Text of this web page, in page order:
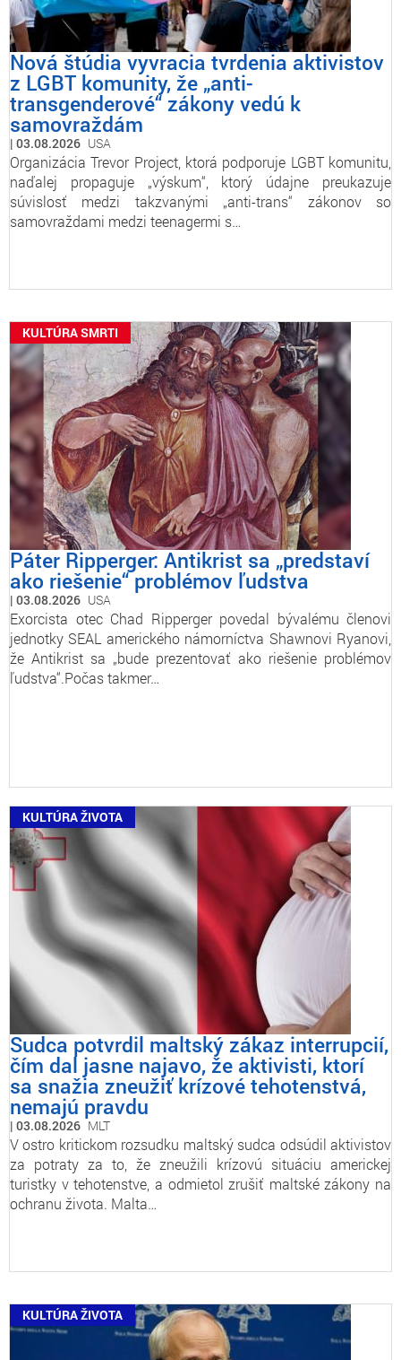
Nová štúdia vyvracia tvrdenia aktivistov
z LGBT komunity, že „anti-
transgenderové“ zákony vedú k
samovraždám
03.08.2026 USA
Organizácia Trevor Project, ktorá podporuje LGBT komunitu,
naďalej propaguje „výskum“, ktorý údajne preukazuje
súvislosť medzi takzvanými „anti-trans“ zákonov so
samovraždami medzi teenagermi s…
KULTÚRA SMRTI
Páter Ripperger: Antikrist sa „predstaví
ako riešenie“ problémov ľudstva
03.08.2026 USA
Exorcista otec Chad Ripperger povedal bývalému členovi
jednotky SEAL amerického námorníctva Shawnovi Ryanovi,
že Antikrist sa „bude prezentovať ako riešenie problémov
ľudstva“.Počas takmer…
KULTÚRA ŽIVOTA
Sudca potvrdil maltský zákaz interrupcií,
čím dal jasne najavo, že aktivisti, ktorí
sa snažia zneužiť krízové tehotenstvá,
nemajú pravdu
03.08.2026 MLT
V ostro kritickom rozsudku maltský sudca odsúdil aktivistov
za potraty za to, že zneužili krízovú situáciu americkej
turistky v tehotenstve, a odmietol zrušiť maltské zákony na
ochranu života. Malta…
KULTÚRA ŽIVOTA